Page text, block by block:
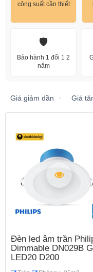
công suất cần thiết
🛡️
Bảo hành 1 đổi 1 2
năm
Giá giảm dần Giá
Đèn led âm trần
Dimmable DN029B
LED20 D200